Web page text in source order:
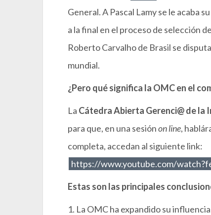
General. A Pascal Lamy se le acaba
a la final en el proceso de selección
Roberto Carvalho de Brasil se
mundial.
¿Pero qué significa la OMC en el
La Cátedra Abierta Gerenci@ de
para que, en una sesiónon line,
completa, accedan al siguiente link:
https://www.youtube.com/
Estas son las principales
1. La OMC ha expandido su